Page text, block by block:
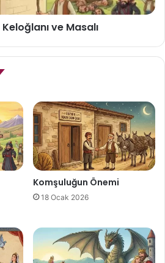
ve Masalı
Komşuluğun Önemi
18 Ocak 2026